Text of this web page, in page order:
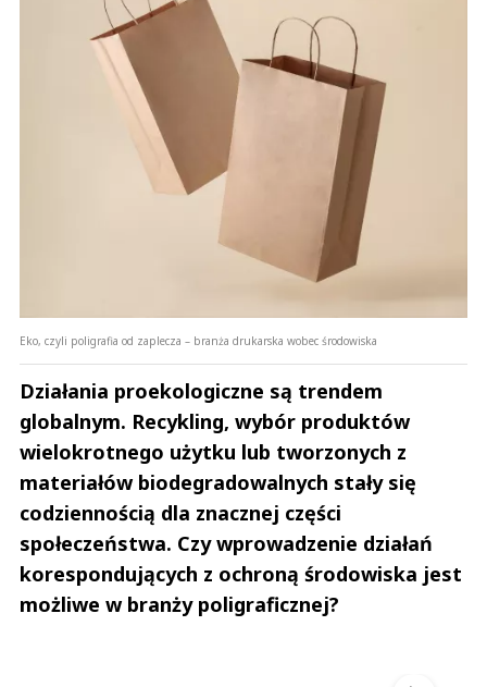
Eko, czyli poligrafia od zaplecza – branża drukarska wobec środowiska
Działania proekologiczne są trendem
globalnym. Recykling, wybór produktów
wielokrotnego użytku lub tworzonych z
materiałów biodegradowalnych stały się
codziennością dla znacznej części
społeczeństwa. Czy wprowadzenie działań
korespondujących z ochroną środowiska jest
możliwe w branży poligraficznej?